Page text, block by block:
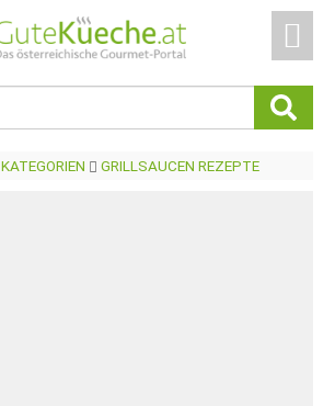
KATEGORIEN GRILLSAUCEN REZEPTE